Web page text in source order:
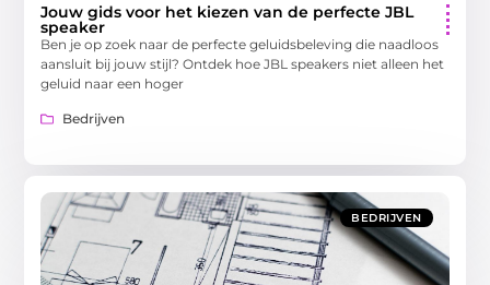
Jouw gids voor het kiezen van de perfecte JBL
speaker
Ben je op zoek naar de perfecte geluidsbeleving die naadloos
aansluit bij jouw stijl? Ontdek hoe JBL speakers niet alleen het
geluid naar een hoger
Bedrijven
BEDRIJVEN